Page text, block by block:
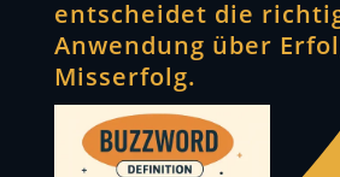
entscheidet die
Anwendung über
Misserfolg.